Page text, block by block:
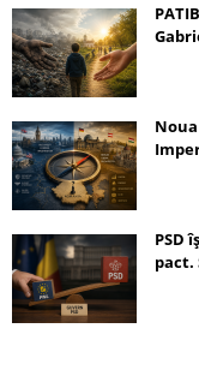
PSD
pact.